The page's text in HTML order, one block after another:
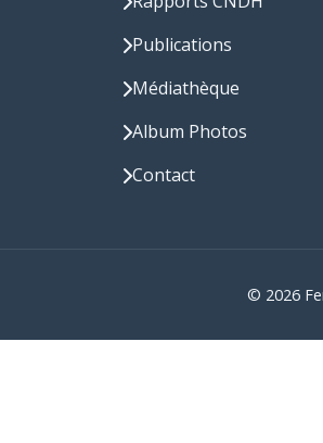
Publications
Médiathèque
Album Photos
Contact
© 2026